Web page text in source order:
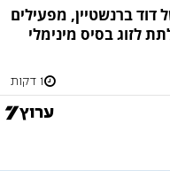
ברנשטיין, מפעילים
לזוג בסיס מינימלי
1 דקות